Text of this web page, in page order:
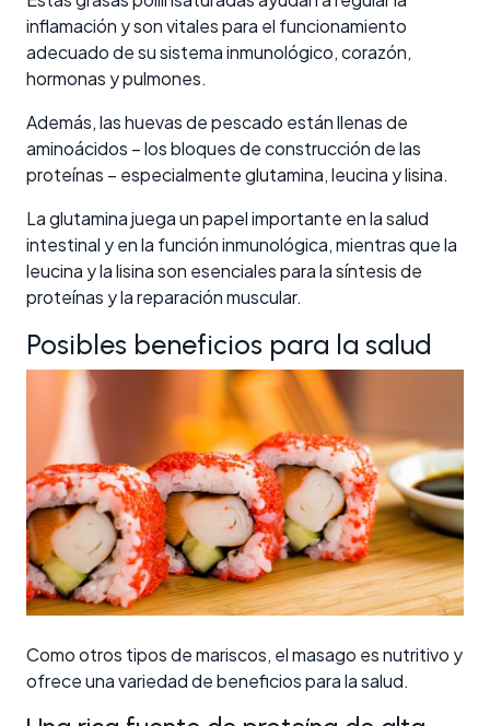
inflamación y son vitales para el funcionamiento
adecuado de su sistema inmunológico, corazón,
hormonas y pulmones.
Además, las huevas de pescado están llenas de
aminoácidos – los bloques de construcción de las
proteínas – especialmente glutamina, leucina y lisina.
La glutamina juega un papel importante en la salud
intestinal y en la función inmunológica, mientras que la
leucina y la lisina son esenciales para la síntesis de
proteínas y la reparación muscular.
Posibles beneficios para la salud
Como otros tipos de mariscos, el masago es nutritivo y
ofrece una variedad de beneficios para la salud.